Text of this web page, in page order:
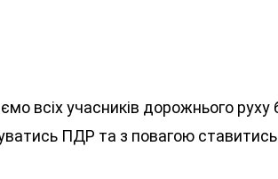
всіх учасників дорожнього
ПДР та з повагою